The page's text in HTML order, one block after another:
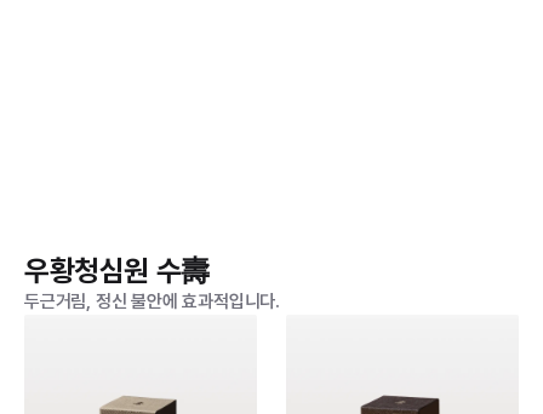
우황청심원 수壽
두근거림, 정신 불안에 효과적입니다.